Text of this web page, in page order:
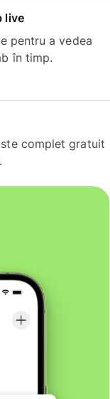
live
pentru a vedea
în timp.
complet gratuit